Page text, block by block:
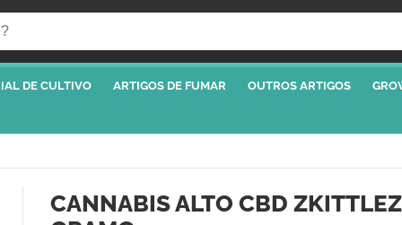
DE CULTIVO ARTIGOS DE FUMAR OUTROS ARTIGOS
CANNABIS ALTO CBD